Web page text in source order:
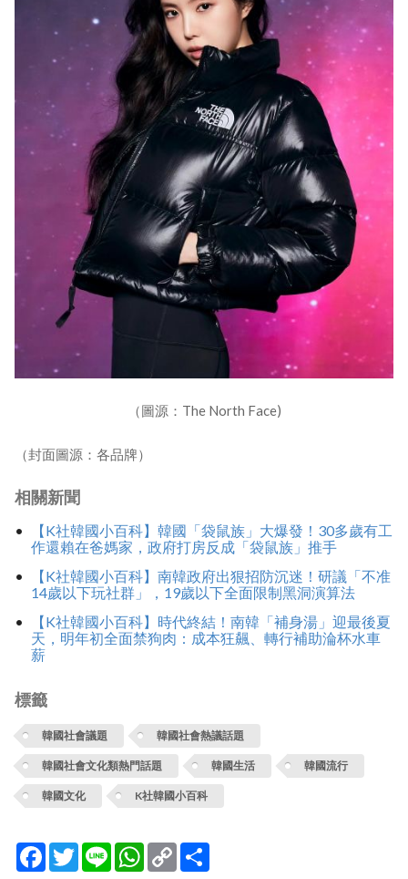
（圖源：The North Face)
（封面圖源：各品牌）
相關新聞
【K社韓國小百科】韓國「袋鼠族」大爆發！30多歲有工
作還賴在爸媽家，政府打房反成「袋鼠族」推手
【K社韓國小百科】南韓政府出狠招防沉迷！研議「不准
14歲以下玩社群」，19歲以下全面限制黑洞演算法
【K社韓國小百科】時代終結！南韓「補身湯」迎最後夏
天，明年初全面禁狗肉：成本狂飆、轉行補助淪杯水車
薪
標籤
韓國社會議題 韓國社會熱議話題
韓國社會文化類熱門話題 韓國生活 韓國流行
韓國文化 K社韓國小百科
Facebook
TwitterLine WhatsApp
Copy
Link